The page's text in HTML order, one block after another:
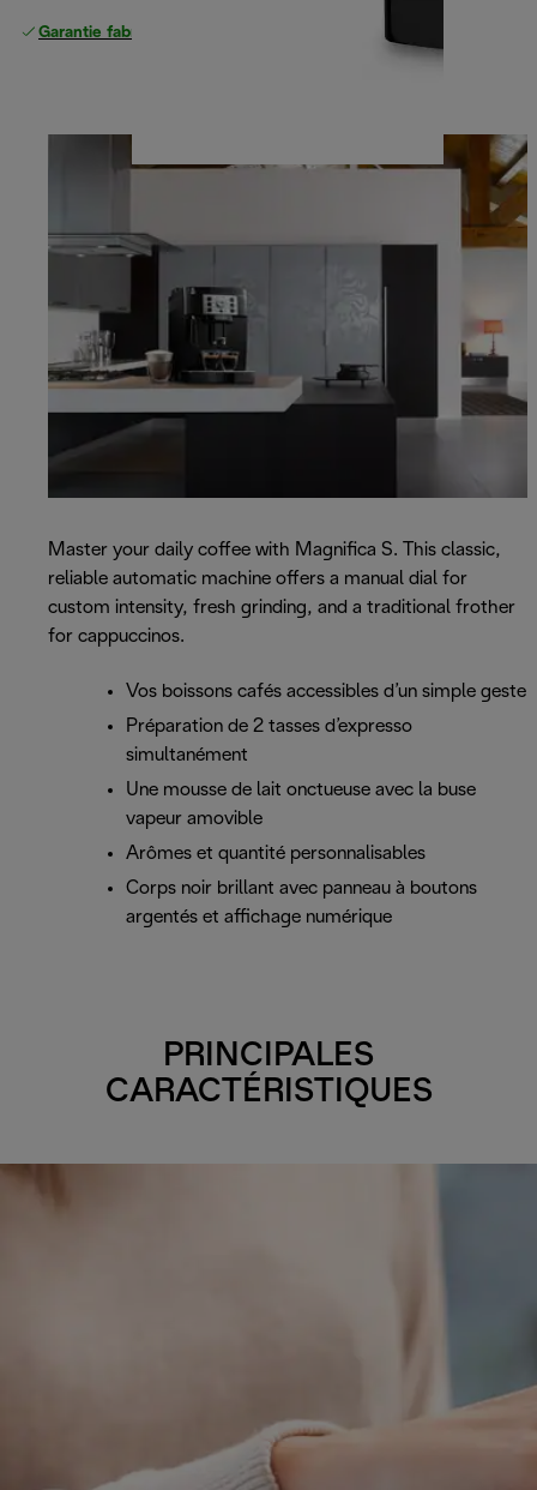
Garantie fabricant complète
Master your daily coffee with Magnifica S. This classic,
reliable automatic machine offers a manual dial for
custom intensity, fresh grinding, and a traditional frother
for cappuccinos.
Vos boissons cafés accessibles d’un simple geste
Préparation de 2 tasses d’expresso
simultanément
Une mousse de lait onctueuse avec la buse
vapeur amovible
Arômes et quantité personnalisables
Corps noir brillant avec panneau à boutons
argentés et affichage numérique
PRINCIPALES
CARACTÉRISTIQUES